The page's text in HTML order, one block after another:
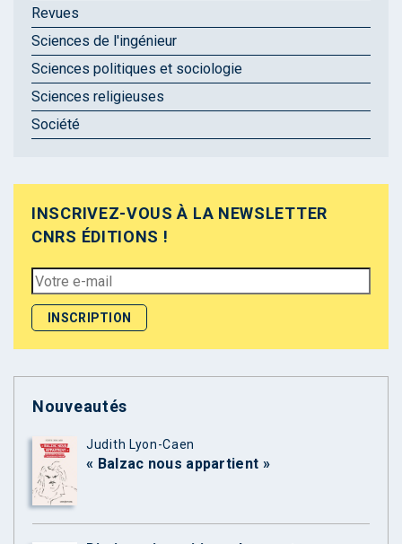
Revues
Sciences de l'ingénieur
Sciences politiques et sociologie
Sciences religieuses
Société
INSCRIVEZ-VOUS À LA NEWSLETTER
CNRS ÉDITIONS !
Nouveautés
Judith Lyon-Caen
« Balzac nous appartient »